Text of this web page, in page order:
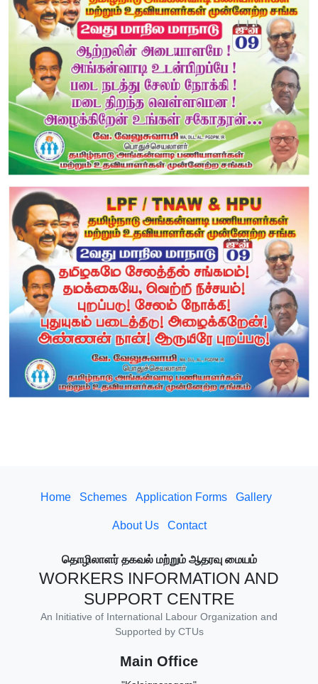
Home Schemes Application Forms Gallery
About Us Contact
தொழிலாளர் தகவல் மற்றும் ஆதரவு மையம்
WORKERS INFORMATION AND
SUPPORT CENTRE
An Initiative of International Labour Organization and
Supported by CTUs
Main Office